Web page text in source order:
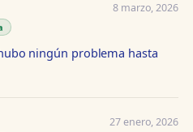
8 marzo, 2026
ningún problema hasta
27 enero, 2026